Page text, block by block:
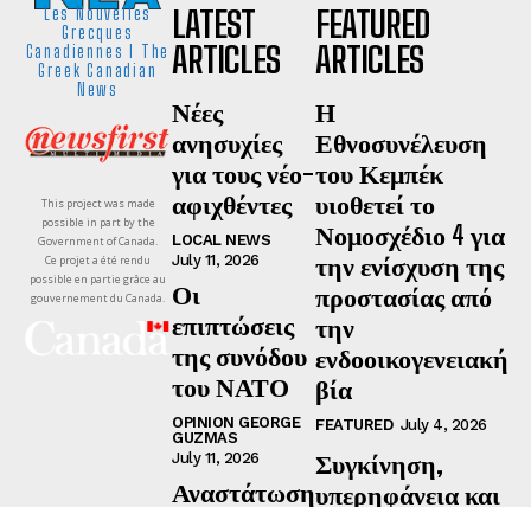
Les Nouvelles
Grecques
Canadiennes I The
Greek Canadian
News
This project was made
possible in part by the
Government of Canada.
Ce projet a été rendu
possible en partie grâce au
gouvernement du Canada.
LATEST
ARTICLES
Νέες
ανησυχίες
για τους νέο-
αφιχθέντες
LOCAL NEWS
July 11, 2026
Οι
επιπτώσεις
της συνόδου
του ΝΑΤΟ
OPINION GEORGE
GUZMAS
July 11, 2026
Αναστάτωση
FEATURED
ARTICLES
Η
Εθνοσυνέλευση
του Κεμπέκ
υιοθετεί το
Νομοσχέδιο 4 για
την ενίσχυση της
προστασίας από
την
ενδοοικογενειακή
βία
FEATURED July 4, 2026
Συγκίνηση,
υπερηφάνεια και